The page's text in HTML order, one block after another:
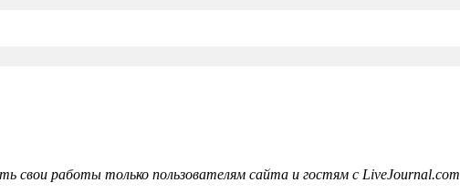
свои работы только пользователям сайта и гостям с LiveJournal.com